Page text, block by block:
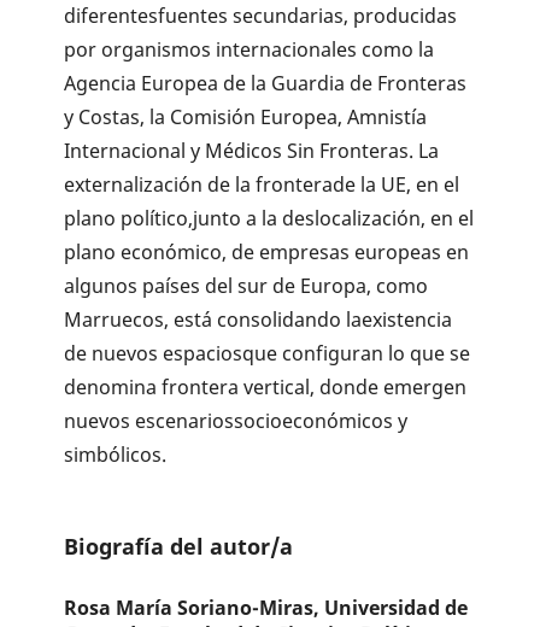
diferentesfuentes secundarias, producidas
por organismos internacionales como la
Agencia Europea de la Guardia de Fronteras
y Costas, la Comisión Europea, Amnistía
Internacional y Médicos Sin Fronteras. La
externalización de la fronterade la UE, en el
plano político,junto a la deslocalización, en el
plano económico, de empresas europeas en
algunos países del sur de Europa, como
Marruecos, está consolidando laexistencia
de nuevos espaciosque configuran lo que se
denomina frontera vertical, donde emergen
nuevos escenariossocioeconómicos y
simbólicos.
Biografía del autor/a
Rosa María Soriano-Miras, Universidad de